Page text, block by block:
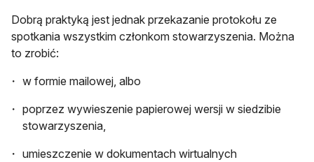
Dobrą praktyką jest jednak przekazanie protokołu ze
spotkania wszystkim członkom stowarzyszenia. Można
to zrobić:
w formie mailowej, albo
poprzez wywieszenie papierowej wersji w siedzibie
stowarzyszenia,
umieszczenie w dokumentach wirtualnych